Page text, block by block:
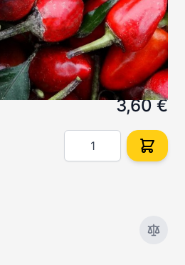
Auf Lager
5910
3,60 €
Menge